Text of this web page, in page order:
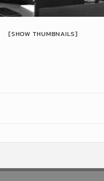
[SHOW THUMBNAILS]